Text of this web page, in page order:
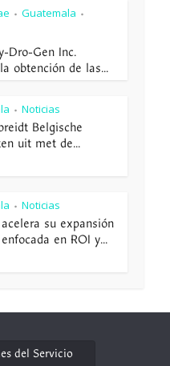
• Guatemala •
Dro-Gen Inc.
obtención de las...
• Noticias
Belgische
uit met de...
• Noticias
su expansión
en ROI y...
del Servicio